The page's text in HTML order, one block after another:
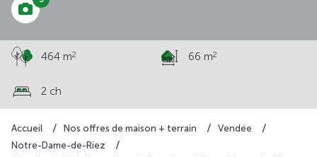
Accueil Nos offres de maison + terrain
Vendée
Notre-Dame-de-Riez
464 m2 66 m2
2 ch